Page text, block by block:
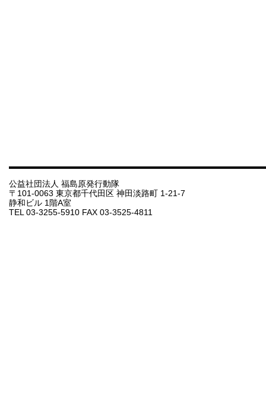
公益社団法人 福島原発行動隊
〒101-0063 東京都千代田区 神田淡路町 1-21-7
静和ビル 1階A室
TEL 03-3255-5910 FAX 03-3525-4811